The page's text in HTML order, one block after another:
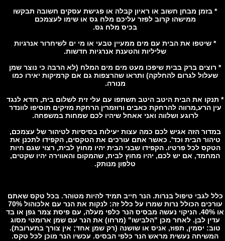
בזמן מבחן חשוב או ראיון קבלה או פגישת עסקים חשובה תבקשו
ממישהו קרוב לפזר עליכם מלח גס או שימו לעצמכם
בכיס מלח גס.
שיטפו את הבית עם מים ממעיין טבעי או מי ים לשיחרור אנרגיות
שליליות והטענת אנרגיות חדשות.
ברק בבית שיפכו מעט מים מים המלח (לא הרבה כי נוצר שמן
לגרום להחלקה) ותראו שהרצפות גם אם קרמיקות יאירו כמו
מנורה.
את הבית היטב היטב תשתפו עם עלי זית לשלום בית, רודא לנגד
הרע,מרווה להרחקת כאבים ורוזמרין הרחקת מזיקים תוסיפו לוונדר
לרוגע ושלווה ואני אאחל שיהיו לכם שמחות במשפחה.
הזה אגיש לכם כמה עצות יעילות בסיסיות לטיהור של עצמכם,
הבית וכד'. כאשר אתם עורכים את הטקסים, הקפידו לתכנן את
לכל פרטיו. הקפידו שבני הבית יהיו מחוץ לבית, רצוי שגם חיות
אם יש לכם, יהיו מחוץ לבית, שהמקום והאווירה יהיו שקטים,
טלפון מנותק.
לגבי טיפול בנרות. הנר חייב תמיד להיות מטוהר. בכל טקס שאתם
עורכים הכולל נרות שמרו על כלל זה: לנקות את הנר עם אלכוהול 70%
או 40%. הניקוי נעשה מבסיס הנר כלפי מעלה, עם פיסת צמר גפן או בד
לבן. לאחר מכן "הלבישו" (מרחו) את הנר עם שמן ארומטי מסוג
יסמין, תפוז, אניס או שושנה (רק שמן אחד; אין צורך בתערובת).
נעשית מראש הנר כלפי הבסיס. עכשיו הנר מוכן לכל טקס.